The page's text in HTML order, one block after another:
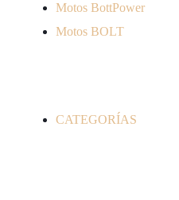
Motos BottPower
Motos BOLT
CATEGORÍAS